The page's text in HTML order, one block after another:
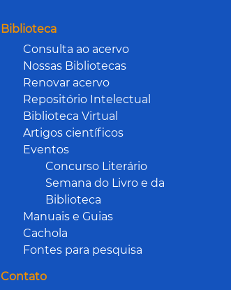
Biblioteca
Consulta ao acervo
Nossas Bibliotecas
Renovar acervo
Repositório Intelectual
Biblioteca Virtual
Artigos científicos
Eventos
Concurso Literário
Semana do Livro e da
Biblioteca
Manuais e Guias
Cachola
Fontes para pesquisa
Contato